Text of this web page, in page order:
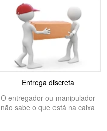
Entrega discreta
O entregador ou manipulador
não sabe o que está na caixa